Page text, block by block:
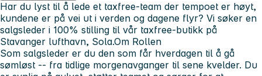
Har du lyst til å lede et taxfree-team der tempoet er høyt,
kundene er på vei ut i verden og dagene flyr? Vi søker en
salgsleder i 100% stilling til vår taxfree-butikk på
Stavanger lufthavn, Sola.Om Rollen
Som salgsleder er du den som får hverdagen til å gå
sømløst -- fra tidlige morgenavganger til sene kvelder. Du